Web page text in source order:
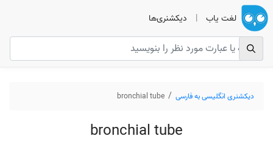
لغت یاب | دیکشنری‌ها
دیکشنری انگلیسی به فارسی bronchial tube
bronchial tube